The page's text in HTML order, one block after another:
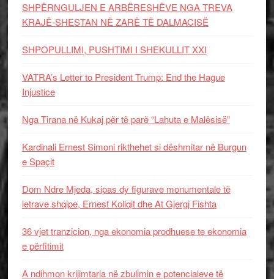
SHPËRNGULJEN E ARBËRESHËVE NGA TREVA
KRAJË-SHESTAN NË ZARË TË DALMACISË
SHPOPULLIMI, PUSHTIMI I SHEKULLIT XXI
VATRA’s Letter to President Trump: End the Hague
Injustice
Nga Tirana në Kukaj për të parë “Lahuta e Malësisë”
Kardinali Ernest Simoni rikthehet si dëshmitar në Burgun
e Spaçit
Dom Ndre Mjeda, sipas dy figurave monumentale të
letrave shqipe, Ernest Koliqit dhe At Gjergj Fishta
36 vjet tranzicion, nga ekonomia prodhuese te ekonomia
e përfitimit
A ndihmon krijimtaria në zbulimin e potencialeve të